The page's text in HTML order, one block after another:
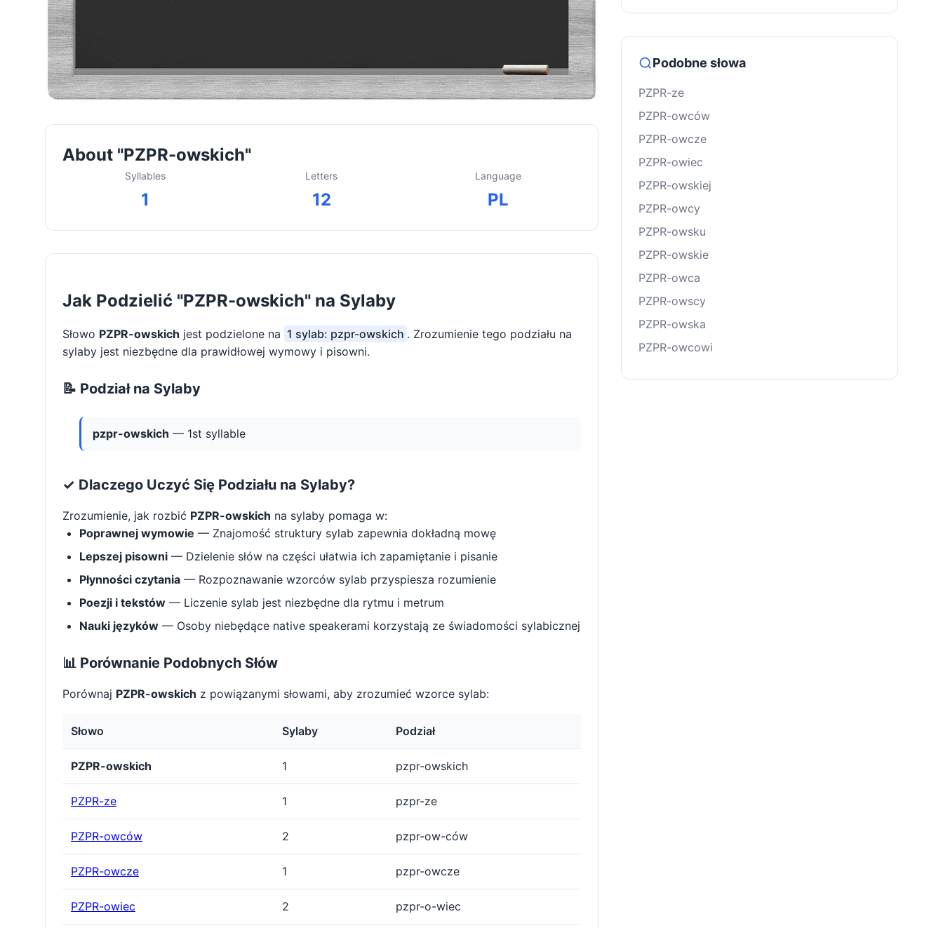
About "PZPR-owskich"
Syllables
1
Letters
12
Language
PL
Jak Podzielić "PZPR-owskich" na Sylaby
Słowo PZPR-owskich jest podzielone na 1 sylab: pzpr-owskich . Zrozumienie tego podziału na
sylaby jest niezbędne dla prawidłowej wymowy i pisowni.
📝 Podział na Sylaby
pzpr-owskich — 1st syllable
✓ Dlaczego Uczyć Się Podziału na Sylaby?
Zrozumienie, jak rozbić PZPR-owskich na sylaby pomaga w:
Poprawnej wymowie — Znajomość struktury sylab zapewnia dokładną mowę
Lepszej pisowni — Dzielenie słów na części ułatwia ich zapamiętanie i pisanie
Płynności czytania — Rozpoznawanie wzorców sylab przyspiesza rozumienie
Poezji i tekstów — Liczenie sylab jest niezbędne dla rytmu i metrum
Nauki języków — Osoby niebędące native speakerami korzystają ze świadomości sylabicznej
📊 Porównanie Podobnych Słów
Porównaj PZPR-owskich z powiązanymi słowami, aby zrozumieć wzorce sylab:
Słowo Sylaby Podział
PZPR-owskich 1 pzpr-owskich
PZPR-ze 1 pzpr-ze
PZPR-owców 2 pzpr-ow-ców
PZPR-owcze 1 pzpr-owcze
PZPR-owiec 2 pzpr-o-wiec
Podobne słowa
PZPR-ze
PZPR-owców
PZPR-owcze
PZPR-owiec
PZPR-owskiej
PZPR-owcy
PZPR-owsku
PZPR-owskie
PZPR-owca
PZPR-owscy
PZPR-owska
PZPR-owcowi